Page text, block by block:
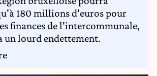
180 millions d'euros pour
finances de l'intercommunale,
un lourd endettement.